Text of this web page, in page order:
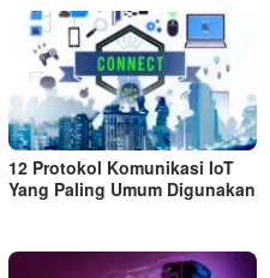
12 Protokol Komunikasi IoT
Yang Paling Umum Digunakan